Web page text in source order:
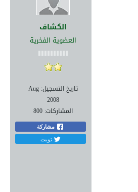
الكشاف
العضوية الفخرية
تاريخ التسجيل: Aug
2008
المشاركات: 800
مشاركة
تويت